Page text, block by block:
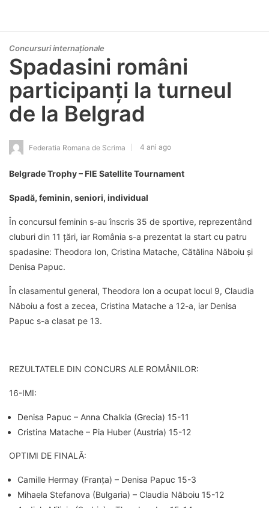
Concursuri internaționale
Spadasini români
participanți la turneul
de la Belgrad
Federatia Romana de Scrima 4 ani ago
Belgrade Trophy – FIE Satellite Tournament
Spadă, feminin, seniori, individual
În concursul feminin s-au înscris 35 de sportive, reprezentând
cluburi din 11 țări, iar România s-a prezentat la start cu patru
spadasine: Theodora Ion, Cristina Matache, Cătălina Năboiu și
Denisa Papuc.
În clasamentul general, Theodora Ion a ocupat locul 9, Claudia
Năboiu a fost a zecea, Cristina Matache a 12-a, iar Denisa
Papuc s-a clasat pe 13.
REZULTATELE DIN CONCURS ALE ROMÂNILOR:
16-IMI:
Denisa Papuc – Anna Chalkia (Grecia) 15-11
Cristina Matache – Pia Huber (Austria) 15-12
OPTIMI DE FINALĂ:
Camille Hermay (Franța) – Denisa Papuc 15-3
Mihaela Stefanova (Bulgaria) – Claudia Năboiu 15-12